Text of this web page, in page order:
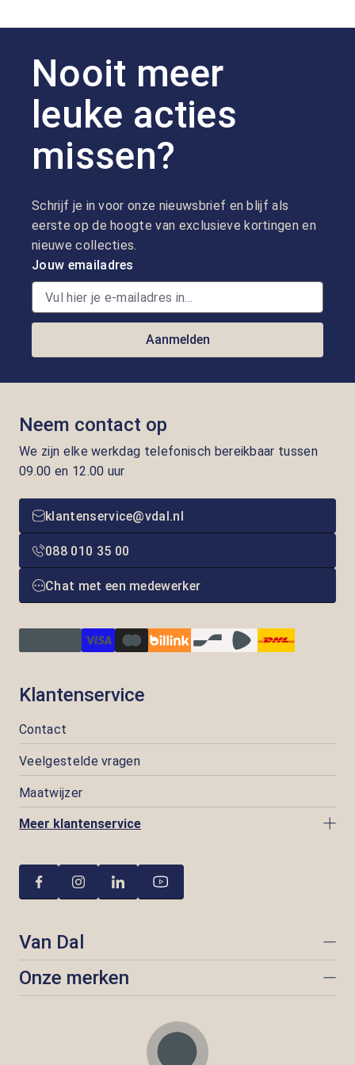
Nooit meer
leuke acties
missen?
Schrijf je in voor onze nieuwsbrief en blijf als
eerste op de hoogte van exclusieve kortingen en
nieuwe collecties.
Jouw emailadres
Aanmelden
Neem contact op
We zijn elke werkdag telefonisch bereikbaar tussen
09.00 en 12.00 uur
klantenservice@vdal.nl
088 010 35 00
Chat met een medewerker
Klantenservice
Contact
Veelgestelde vragen
Maatwijzer
Meer klantenservice
Van Dal
Onze merken